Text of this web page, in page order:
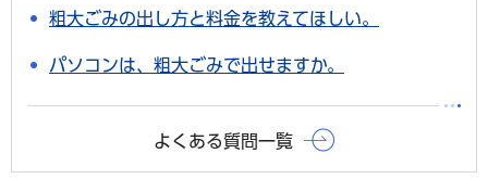
粗大ごみの出し方と料金を教えてほしい。
パソコンは、粗大ごみで出せますか。
よくある質問一覧